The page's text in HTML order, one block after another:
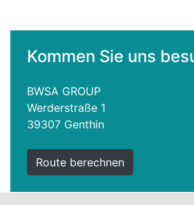
Kommen Sie uns
BWSA GROUP
Werderstraße 1
39307 Genthin
Route berechnen